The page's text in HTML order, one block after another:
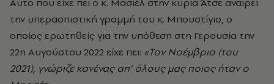
την υπερασπιστική γραμμή του κ. Μπουστίγιο, ο
οποίος ερωτηθείς για την υπόθεση στη Γερουσία την
22η Αυγούστου 2022 είχε πει: «Τον Νοέμβριο (του
2021), γνώριζε κανένας απ’ όλους μας ποιος ήταν ο